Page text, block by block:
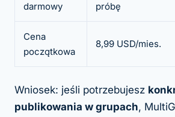
darmowy
próbę
Cena
początkowa
8,99 USD/mies.
Wniosek: jeśli potrzebujesz
publikowania w grupach,